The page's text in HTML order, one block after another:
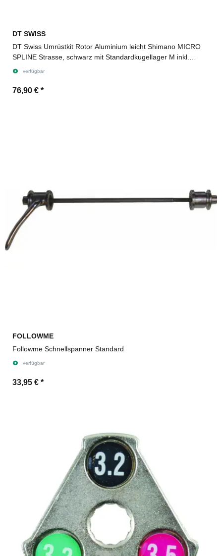
DT SWISS
DT Swiss Umrüstkit Rotor Aluminium leicht Shimano MICRO
SPLINE Strasse, schwarz mit Standardkugellager M inkl.
Adapterverfügbar
76,90 € *
FOLLOWME
Followme Schnellspanner Standard
verfügbar
33,95 € *